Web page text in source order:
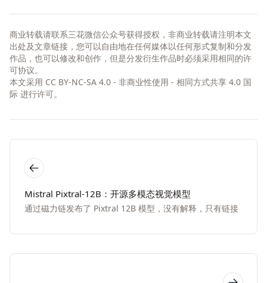
商业转载请联系三花微信公众号获得授权，非商业转载请注明本文
出处及文章链接，您可以自由地在任何媒体以任何形式复制和分发
作品，也可以修改和创作，但是分发衍生作品时必须采用相同的许
可协议。
本文采用 CC BY-NC-SA 4.0 - 非商业性使用 - 相同方式共享 4.0 国
际 进行许可。
Mistral Pixtral-12B：开源多模态视觉模型
通过磁力链发布了 Pixtral 12B 模型，没有解释，只有链接